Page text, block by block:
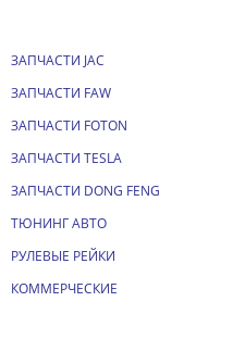
ЗАПЧАСТИ JAC
ЗАПЧАСТИ FAW
ЗАПЧАСТИ FOTON
ЗАПЧАСТИ TESLA
ЗАПЧАСТИ DONG FENG
ТЮНИНГ АВТО
РУЛЕВЫЕ РЕЙКИ
КОММЕРЧЕСКИЕ